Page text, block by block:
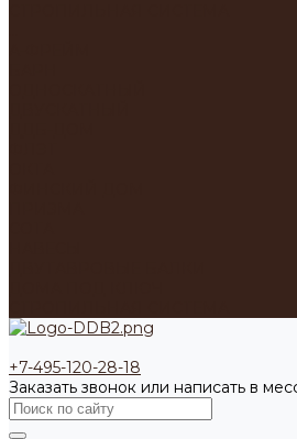
+7-495-120-28-18
Заказать звонок или написать в